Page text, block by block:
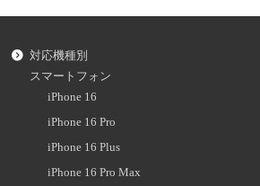
対応機種別
スマートフォン
iPhone 16
iPhone 16 Pro
iPhone 16 Plus
iPhone 16 Pro Max